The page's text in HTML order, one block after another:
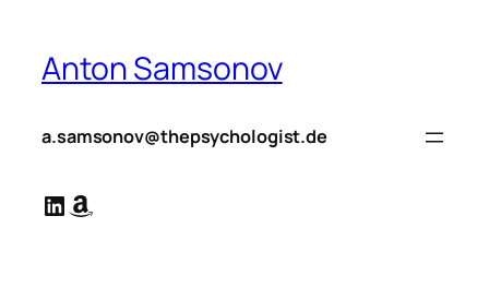
springen
Anton Samsonov
a.samsonov@thepsychologist.de
LinkedIn
Amazon